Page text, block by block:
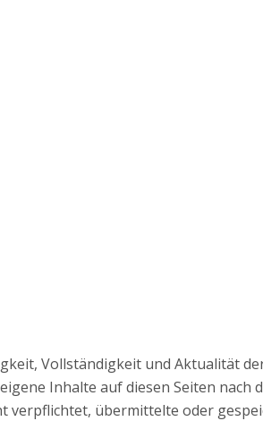
Vollständigkeit und Aktualität
Inhalte auf diesen Seiten nach
verpflichtet, übermittelte oder